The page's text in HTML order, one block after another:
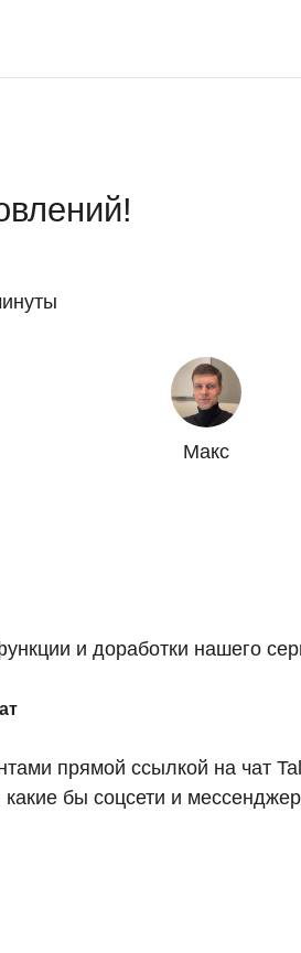
Макс
и доработки нашего
прямой ссылкой на чат
бы соцсети и